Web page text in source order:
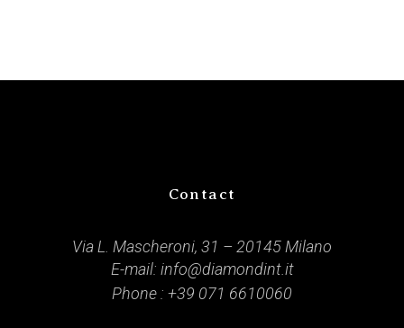
Contact
Via L. Mascheroni, 31 – 20145 Milano
E-mail: info@diamondint.it
Phone : +39 071 6610060